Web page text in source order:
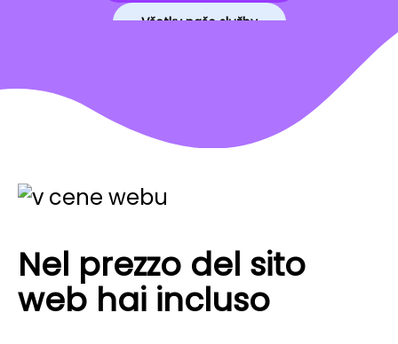
Všetky naše služby
Nel prezzo del sito
web hai incluso